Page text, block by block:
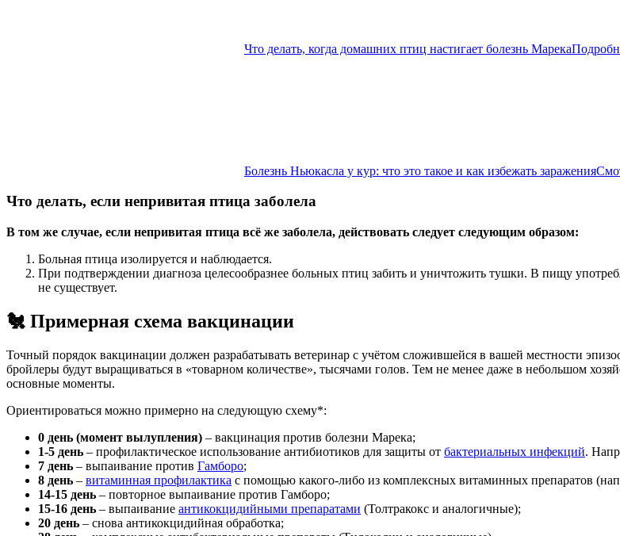
Что делать, когда домашних птиц настигает болезнь Марека
Болезнь Ньюкасла у кур: что это такое и как избежать заражения
Что делать, если непривитая птица заболела
В том же случае, если непривитая птица всё же заболела, действовать следует следующим образом:
Больная птица изолируется и наблюдается.
При подтверждении диагноза целесообразнее больных птиц забить и уничтожить тушки. В пищу
не существует.
🐔 Примерная схема вакцинации
Точный порядок вакцинации должен разрабатывать ветеринар с учётом сложившейся в вашей местности
бройлеры будут выращиваться в «товарном количестве», тысячами голов. Тем не менее даже в небольшом
основные моменты.
Ориентироваться можно примерно на следующую схему*:
0 день (момент вылупления) – вакцинация против болезни Марека;
1-5 день – профилактическое использование антибиотиков для защиты от бактериальных инфекций.
7 день – выпаивание против Гамборо;
8 день – витаминная профилактика с помощью какого-либо из комплексных витаминных препаратов
14-15 день – повторное выпаивание против Гамборо;
15-16 день – выпаивание антикокцидийными препаратами (Толтракокс и аналогичные);
20 день – снова антикокцидийная обработка;